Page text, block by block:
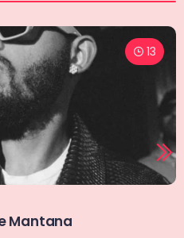
11
Media e il problema